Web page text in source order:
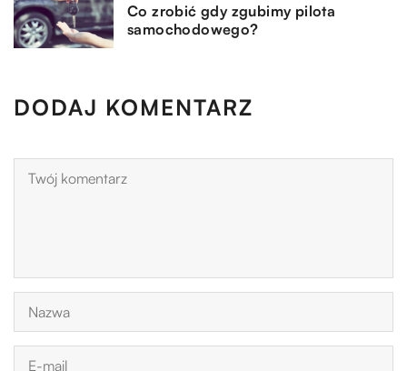
Co zrobić gdy zgubimy pilota
samochodowego?
DODAJ KOMENTARZ